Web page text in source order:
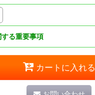
る重要事項
カートに入れる